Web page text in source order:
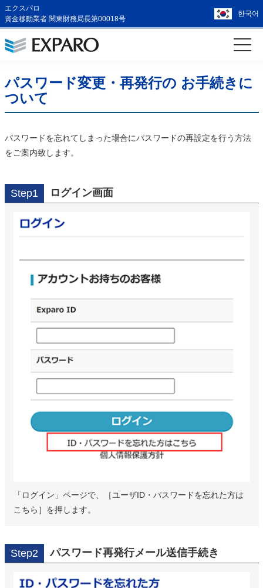
エクスパロ
資金移動業者 関東財務局長第00018号
한국어
パスワード変更・再発行の お手続きに
ついて
パスワードを忘れてしまった場合にパスワードの再設定を行う方法
をご案内致します。
Step1 ログイン画面
「ログイン」ページで、［ユーザID・パスワードを忘れた方は
こちら］を押します。
Step2 パスワード再発行メール送信手続き